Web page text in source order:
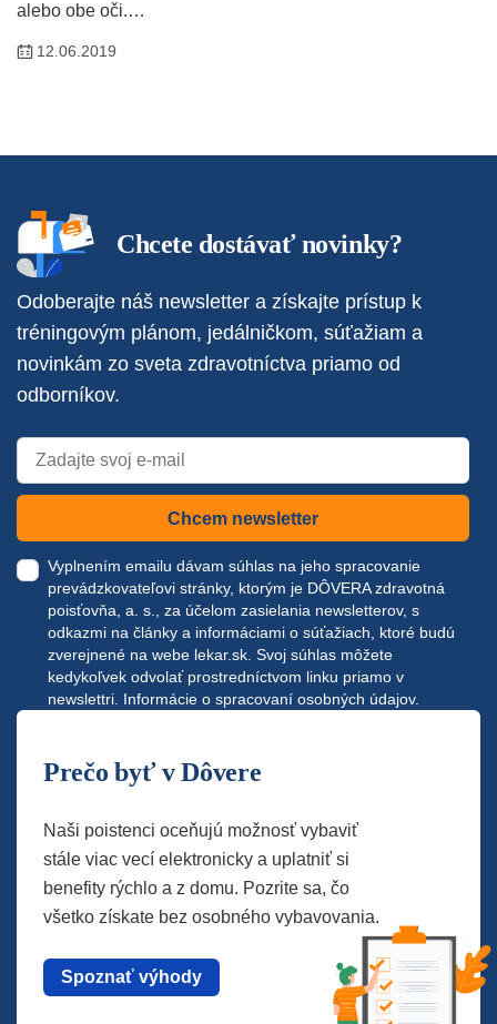
alebo obe oči.…
12.06.2019
Chcete dostávať novinky?
Odoberajte náš newsletter a získajte prístup k
tréningovým plánom, jedálničkom, súťažiam a
novinkám zo sveta zdravotníctva priamo od
odborníkov.
Chcem newsletter
Vyplnením emailu dávam súhlas na jeho spracovanie
prevádzkovateľovi stránky, ktorým je DÔVERA zdravotná
poisťovňa, a. s., za účelom zasielania newsletterov, s
odkazmi na články a informáciami o súťažiach, ktoré budú
zverejnené na webe lekar.sk . Svoj súhlas môžete
kedykoľvek odvolať prostredníctvom linku priamo v
newslettri. Informácie o spracovaní osobných údajov.
Prečo byť v Dôvere
Naši poistenci oceňujú možnosť vybaviť
stále viac vecí elektronicky a uplatniť si
benefity rýchlo a z domu. Pozrite sa, čo
všetko získate bez osobného vybavovania.
Spoznať výhody